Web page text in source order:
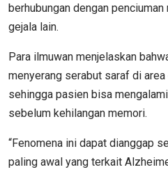
berhubungan dengan
gejala lain.
Para ilmuwan menjelaskan
menyerang serabut saraf di
sehingga pasien bisa
sebelum kehilangan memori.
“Fenomena ini dapat dianggap
paling awal yang terkait